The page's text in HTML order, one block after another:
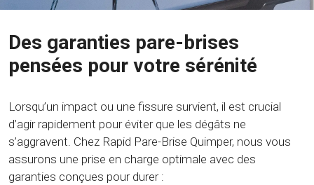
Des garanties pare-brises
pensées pour votre sérénité
Lorsqu’un impact ou une fissure survient, il est crucial
d’agir rapidement pour éviter que les dégâts ne
s’aggravent. Chez Rapid Pare-Brise Quimper, nous vous
assurons une prise en charge optimale avec des
garanties conçues pour durer :